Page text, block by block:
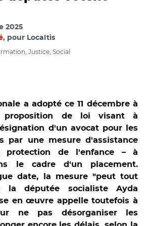
2025
, pour Localtis
Justice, Social
a adopté ce 11 décembre à
proposition de loi visant à
d'un avocat pour les
par une mesure d'assistance
protection de l'enfance – à
le cadre d'un placement.
date, la mesure "peut tout
la députée socialiste Ayda
en œuvre appelle toutefois à
ne pas désorganiser les